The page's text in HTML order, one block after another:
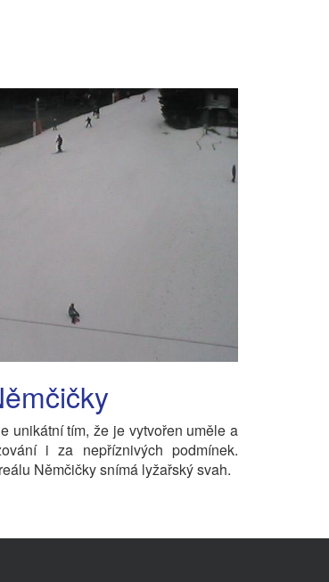
unikátní tím, že je vytvořen uměle a
i za nepříznivých podmínek.
Němčičky snímá lyžařský svah.